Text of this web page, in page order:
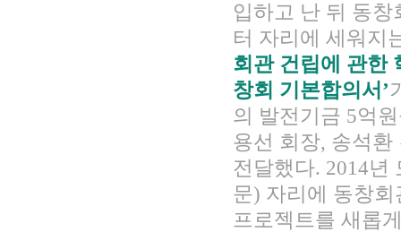
입하고 난 뒤 동
터 자리에 세워지
회관 건립에 관한
창회 기본합의서’
의 발전기금 5억
용선 회장, 송석환
전달했다. 2014년
문) 자리에 동창
프로젝트를 새롭